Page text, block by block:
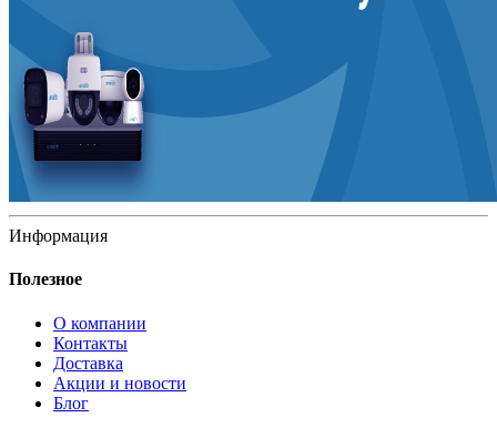
Информация
Полезное
О компании
Контакты
Доставка
Акции и новости
Блог